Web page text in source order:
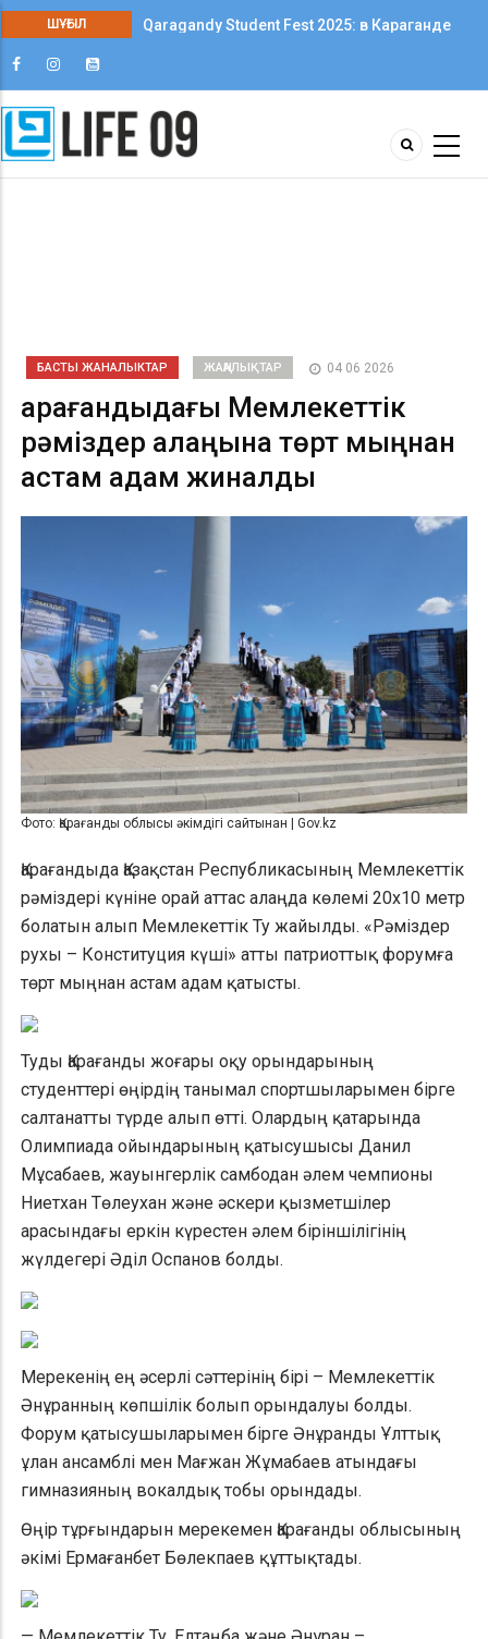
ШҰҒЫЛ
Qaragandy Student Fest 2025: в Караганде
БАСТЫ ЖАНАЛЫКТАР ЖАҢАЛЫҚТАР 04 06 2026
Қарағандыдағы Мемлекеттік
рәміздер алаңына төрт мыңнан
астам адам жиналды
Фото: Қарағанды облысы әкімдігі сайтынан | Gov.kz
Қарағандыда Қазақстан Республикасының Мемлекеттік
рәміздері күніне орай аттас алаңда көлемі 20х10 метр
болатын алып Мемлекеттік Ту жайылды. «Рәміздер
рухы – Конституция күші» атты патриоттық форумға
төрт мыңнан астам адам қатысты.
Туды Қарағанды жоғары оқу орындарының
студенттері өңірдің танымал спортшыларымен бірге
салтанатты түрде алып өтті. Олардың қатарында
Олимпиада ойындарының қатысушысы Данил
Мұсабаев, жауынгерлік самбодан әлем чемпионы
Ниетхан Төлеухан және әскери қызметшілер
арасындағы еркін күрестен әлем біріншілігінің
жүлдегері Әділ Оспанов болды.
Мерекенің ең әсерлі сәттерінің бірі – Мемлекеттік
Әнұранның көпшілік болып орындалуы болды.
Форум қатысушыларымен бірге Әнұранды Ұлттық
ұлан ансамблі мен Мағжан Жұмабаев атындағы
гимназияның вокалдық тобы орындады.
Өңір тұрғындарын мерекемен Қарағанды облысының
әкімі Ермағанбет Бөлекпаев құттықтады.